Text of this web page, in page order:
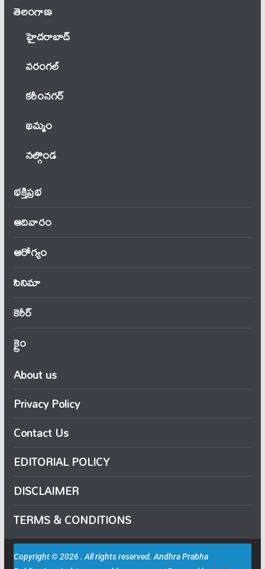
తెలంగాణ‌
హైదరాబాద్
వ‌రంగ‌ల్
కరీంనగర్
ఖ‌మ్మం
నల్గొండ
భక్తిప్రభ
ఆదివారం
ఆరోగ్యం
సినిమా
కెరీర్
క్రైం
About us
Privacy Policy
Contact Us
EDITORIAL POLICY
DISCLAIMER
TERMS & CONDITIONS
Copyright © 2026 . All rights reserved. Andhra Prabha